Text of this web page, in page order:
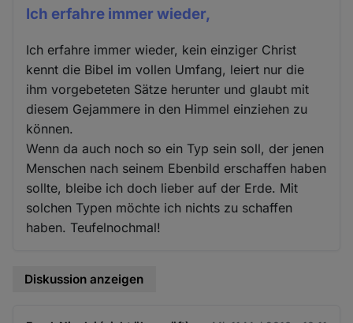
Ich erfahre immer wieder,
Ich erfahre immer wieder, kein einziger Christ
kennt die Bibel im vollen Umfang, leiert nur die
ihm vorgebeteten Sätze herunter und glaubt mit
diesem Gejammere in den Himmel einziehen zu
können.
Wenn da auch noch so ein Typ sein soll, der jenen
Menschen nach seinem Ebenbild erschaffen haben
sollte, bleibe ich doch lieber auf der Erde. Mit
solchen Typen möchte ich nichts zu schaffen
haben. Teufelnochmal!
Diskussion anzeigen